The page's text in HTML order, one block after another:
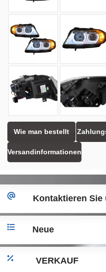
Wie man bestellt
Versandinformationen
Kontaktieren Sie
Neue
VERKAUF